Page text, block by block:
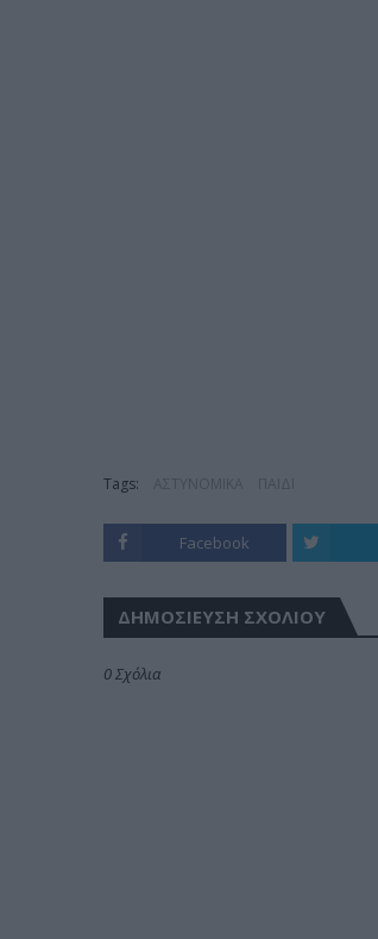
Tags:
Facebook
ΔΗΜΟΣΊΕΥΣΗ ΣΧΟΛΊΟΥ
0 Σχόλια